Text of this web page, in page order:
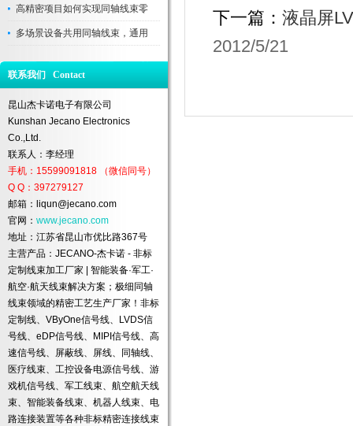
高精密项目如何实现同轴线束零
多场景设备共用同轴线束，通用
联系我们 Contact
昆山杰卡诺电子有限公司
Kunshan Jecano Electronics
Co.,Ltd.
联系人：李经理
手机：15599091818 （微信同号）
Q Q：397279127
邮箱：liqun@jecano.com
官网： www.jecano.com
地址：江苏省昆山市优比路367号
主营产品：JECANO-杰卡诺 - 非标
定制线束加工厂家 | 智能装备·军工·
航空·航天线束解决方案；极细同轴
线束领域的精密工艺生产厂家！非标
定制线、VByOne信号线、LVDS信
号线、eDP信号线、MIPI信号线、高
速信号线、屏蔽线、屏线、同轴线、
医疗线束、工控设备电源信号线、游
戏机信号线、军工线束、航空航天线
束、智能装备线束、机器人线束、电
路连接装置等各种非标精密连接线束
下一篇： 液晶屏
2012/5/21